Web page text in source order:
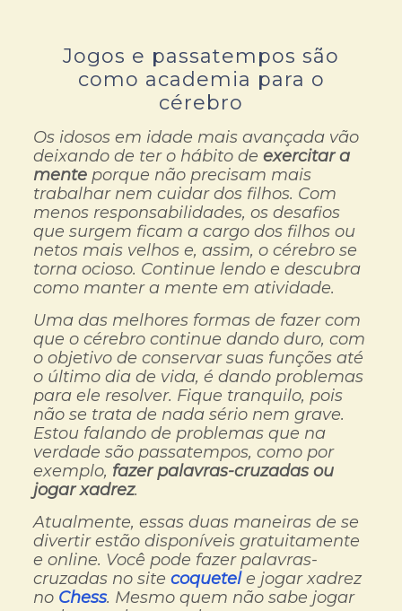
Jogos e passatempos são
como academia para o
cérebro
Os idosos em idade mais avançada vão
deixando de ter o hábito deexercitar a
mente porque não precisam mais
trabalhar nem cuidar dos filhos. Com
menos responsabilidades, os desafios
que surgem ficam a cargo dos filhos ou
netos mais velhos e, assim, o cérebro se
torna ocioso. Continue lendo e descubra
como manter a mente em atividade.
Uma das melhores formas de fazer com
que o cérebro continue dando duro, com
o objetivo de conservar suas funções até
o último dia de vida, é dando problemas
para ele resolver. Fique tranquilo, pois
não se trata de nada sério nem grave.
Estou falando de problemas que na
verdade são passatempos, como por
exemplo, fazer palavras-cruzadas ou
jogar xadrez.
Atualmente, essas duas maneiras de se
divertir estão disponíveis gratuitamente
e online. Você pode fazer palavras-
cruzadas no sitecoquetele jogar xadrez
no Chess. Mesmo quem não sabe jogar